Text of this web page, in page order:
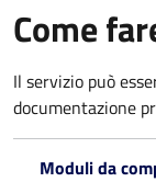
Come
Il servizio può
documentazione
Moduli da